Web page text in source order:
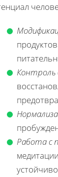
Контроль
Работа с